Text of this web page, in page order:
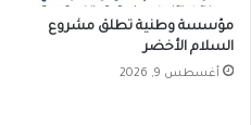
مؤسسة وطنية تطلق مشروع
السلام الأخضر
أغسطس 9, 2026